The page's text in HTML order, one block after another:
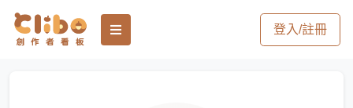
登入/註冊